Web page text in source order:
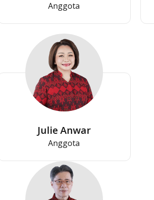
Anggota
Julie Anwar
Anggota